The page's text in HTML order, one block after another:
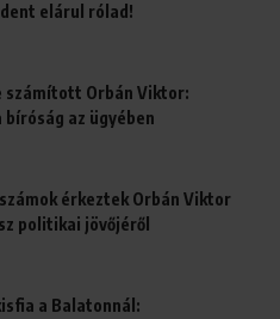
elárul rólad!
számított Orbán Viktor:
az ügyében
érkeztek Orbán Viktor
politikai jövőjéről
a Balatonnál: